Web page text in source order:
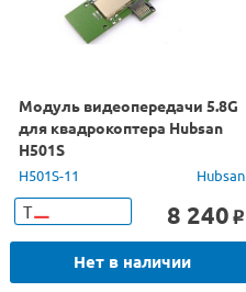
Модуль видеопередачи 5.8G
для квадрокоптера Hubsan
H501S
H501S-11 Hubsan
Т 8 240 o
Нет в наличии